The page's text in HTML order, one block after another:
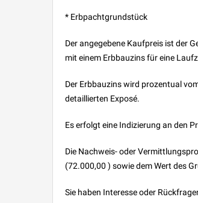
* Erbpachtgrundstück
Der angegebene Kaufpreis ist der
mit einem Erbbauzins für eine
Der Erbbauzins wird prozentual
detaillierten Exposé.
Es erfolgt eine Indizierung an den
Die Nachweis- oder
(72.000,00 ) sowie dem Wert des
Sie haben Interesse oder